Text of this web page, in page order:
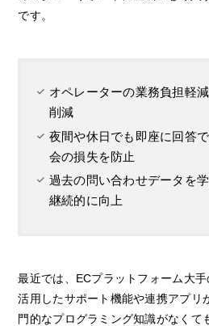
です。
オペレーターの業務負担軽
削減
夜間や休日でも即座に回答
会の損失を防止
過去の問い合わせデータを
継続的に向上
最近では、ECプラットフォーム大手
活用したサポート機能や連携アプリ
門的なプログラミング知識がなくて